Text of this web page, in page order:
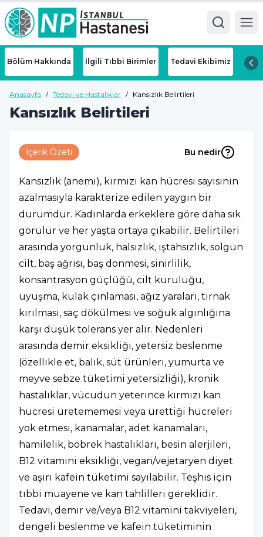
Bölüm Hakkında İlgili Tıbbi Birimler Tedavi Ekibimiz
Anasayfa / Tedavi ve Hastalıklar / Kansızlık Belirtileri
Kansızlık Belirtileri
İçerik Özeti Bu nedir
Kansızlık (anemi), kırmızı kan hücresi sayısının
azalmasıyla karakterize edilen yaygın bir
durumdur. Kadınlarda erkeklere göre daha sık
görülür ve her yaşta ortaya çıkabilir. Belirtileri
arasında yorgunluk, halsizlik, iştahsızlık, solgun
cilt, baş ağrısı, baş dönmesi, sinirlilik,
konsantrasyon güçlüğü, cilt kuruluğu,
uyuşma, kulak çınlaması, ağız yaraları, tırnak
kırılması, saç dökülmesi ve soğuk algınlığına
karşı düşük tolerans yer alır. Nedenleri
arasında demir eksikliği, yetersiz beslenme
(özellikle et, balık, süt ürünleri, yumurta ve
meyve sebze tüketimi yetersizliği), kronik
hastalıklar, vücudun yeterince kırmızı kan
hücresi üretememesi veya ürettiği hücreleri
yok etmesi, kanamalar, adet kanamaları,
hamilelik, böbrek hastalıkları, besin alerjileri,
B12 vitamini eksikliği, vegan/vejetaryen diyet
ve aşırı kafein tüketimi sayılabilir. Teşhis için
tıbbi muayene ve kan tahlilleri gereklidir.
Tedavi, demir ve/veya B12 vitamini takviyeleri,
dengeli beslenme ve kafein tüketiminin